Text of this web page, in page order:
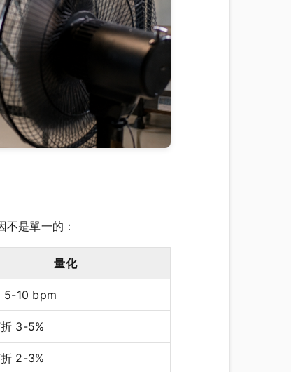
是單一的：
量化
5-10 bpm
3-5%
2-3%